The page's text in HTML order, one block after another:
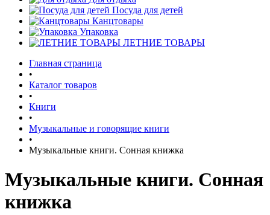
Посуда для детей
Канцтовары
Упаковка
ЛЕТНИЕ ТОВАРЫ
Главная страница
•
Каталог товаров
•
Книги
•
Музыкальные и говорящие книги
•
Музыкальные книги. Сонная книжка
Музыкальные книги. Сонная
книжка